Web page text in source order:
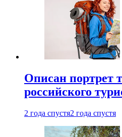
Описан портрет
российского
2 года спустя2 года спустя